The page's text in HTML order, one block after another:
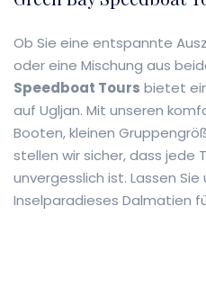
Ob Sie eine entspannte
oder eine Mischung aus
Speedboat Tours bietet
auf Ugljan. Mit unseren
Booten, kleinen
stellen wir sicher, dass jede
unvergesslich ist. Lassen Sie
Inselparadieses Dalmatien